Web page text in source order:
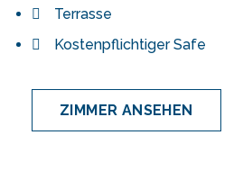
Terrasse
Kostenpflichtiger Safe
ZIMMER ANSEHEN